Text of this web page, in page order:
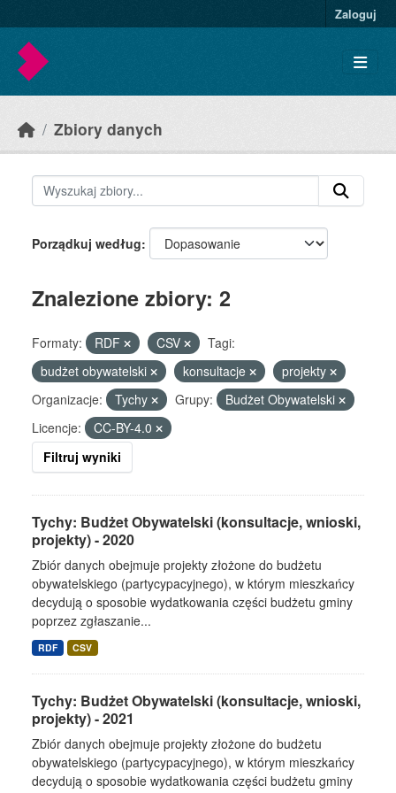
Zaloguj
Zbiory danych
Porządkuj według
Znalezione zbiory: 2
Formaty: RDF CSV
Tagi:
budżet obywatelski
konsultacje
projekty
Organizacje:
Tychy Grupy:
Budżet Obywatelski
Licencje:
CC-BY-4.0
Filtruj wyniki
Tychy: Budżet Obywatelski (konsultacje, wnioski,
projekty) - 2020
Zbiór danych obejmuje projekty złożone do budżetu
obywatelskiego (partycypacyjnego), w którym mieszkańcy
decydują o sposobie wydatkowania części budżetu gminy
poprzez zgłaszanie...
RDF CSV
Tychy: Budżet Obywatelski (konsultacje, wnioski,
projekty) - 2021
Zbiór danych obejmuje projekty złożone do budżetu
obywatelskiego (partycypacyjnego), w którym mieszkańcy
decydują o sposobie wydatkowania części budżetu gminy